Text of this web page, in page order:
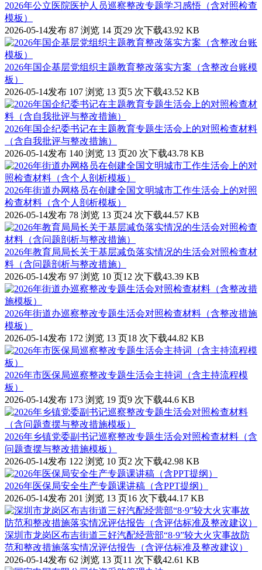
2026年公立医院医护人员巡察整改专题学习感悟（含对照检查
模板）
2026-05-14发布 87 浏览 14 页29 次下载43.92 KB
2026年国企基层党组织主题教育整改落实方案（含整改台账模
板）
2026-05-14发布 107 浏览 13 页5 次下载43.52 KB
2026年国企纪委书记在主题教育专题生活会上的对照检查材料
（含自我批评与整改措施）
2026-05-14发布 140 浏览 13 页20 次下载43.78 KB
2026年街道办网格员在创建全国文明城市工作生活会上的对照
检查材料（含个人剖析模板）
2026-05-14发布 78 浏览 13 页24 次下载44.57 KB
2026年教育局局长关于基层减负落实情况的生活会对照检查材
料（含问题剖析与整改措施）
2026-05-14发布 97 浏览 10 页12 次下载43.39 KB
2026年街道办巡察整改专题生活会对照检查材料（含整改措施
模板）
2026-05-14发布 172 浏览 13 页18 次下载44.82 KB
2026年市医保局巡察整改专题生活会主持词（含主持流程模
板）
2026-05-14发布 173 浏览 19 页9 次下载44.6 KB
2026年乡镇党委副书记巡察整改专题生活会对照检查材料（含
问题查摆与整改措施模板）
2026-05-14发布 122 浏览 10 页2 次下载42.98 KB
2026年医保局安全生产专题课讲稿（含PPT提纲）
2026-05-14发布 201 浏览 13 页16 次下载44.17 KB
深圳市龙岗区布吉街道三好汽配经营部“8·9”较大火灾事故防
范和整改措施落实情况评估报告（含评估标准及整改建议）
2026-05-14发布 62 浏览 13 页11 次下载42.61 KB